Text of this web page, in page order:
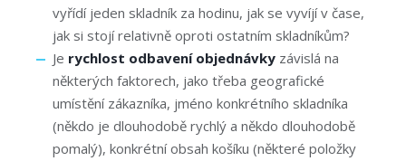
vyřídí jeden skladník za hodinu, jak se vyvíjí v čase,
jak si stojí relativně oproti ostatním skladníkům?
Je rychlost odbavení objednávky závislá na
některých faktorech, jako třeba geografické
umístění zákazníka, jméno konkrétního skladníka
(někdo je dlouhodobě rychlý a někdo dlouhodobě
pomalý), konkrétní obsah košíku (některé položky